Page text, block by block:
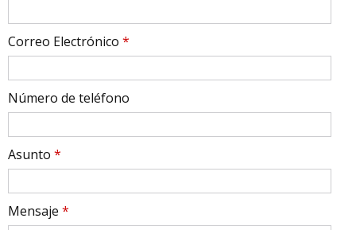
Correo Electrónico *
Número de teléfono
Asunto *
Mensaje *